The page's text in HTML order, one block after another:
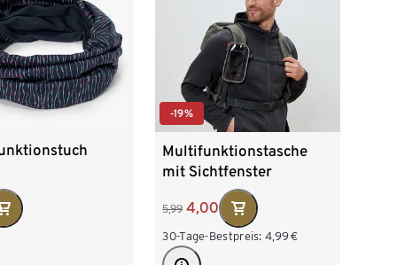
-19%
Multifunktionstasche
mit Sichtfenster
5,99 4,00
30-Tage-Bestpreis: 4,99€